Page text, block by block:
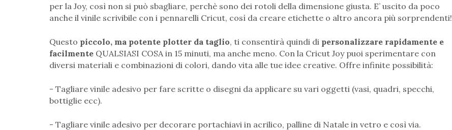
per la Joy, così non si può sbagliare, perchè sono dei rotoli della dimensione giusta. E’ uscito da poco
anche il vinile scrivibile con i pennarelli Cricut, così da creare etichette o altro ancora più sorprendenti!
Questo piccolo, ma potente plotter da taglio, ti consentirà quindi di personalizzare rapidamente e
facilmente QUALSIASI COSA in 15 minuti, ma anche meno. Con la Cricut Joy puoi sperimentare con
diversi materiali e combinazioni di colori, dando vita alle tue idee creative. Offre infinite possibilità:
- Tagliare vinile adesivo per fare scritte o disegni da applicare su vari oggetti (vasi, quadri, specchi,
bottiglie ecc).
- Tagliare vinile adesivo per decorare portachiavi in acrilico, palline di Natale in vetro e così via.